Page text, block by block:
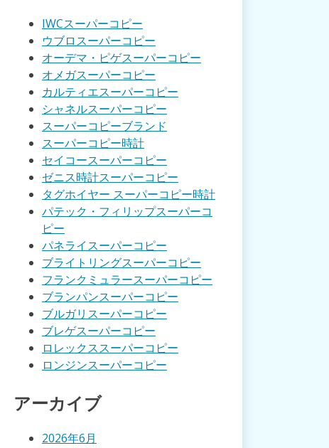
IWCスーパーコピー
ウブロスーパーコピー
オーデマ・ピゲスーパーコピー
オメガスーパーコピー
カルティエスーパーコピー
シャネルスーパーコピー
スーパーコピーブランド
スーパーコピー時計
セイコースーパーコピー
ゼニス時計スーパーコピー
タグホイヤー スーパーコピー時計
パテック・フィリップスーパーコ
ピー
パネライスーパーコピー
ブライトリングスーパーコピー
フランクミュラースーパーコピー
ブランパンスーパーコピー
ブルガリスーパーコピー
ブレゲスーパーコピー
ロレックススーパーコピー
ロンジンスーパーコピー
アーカイブ
2026年6月